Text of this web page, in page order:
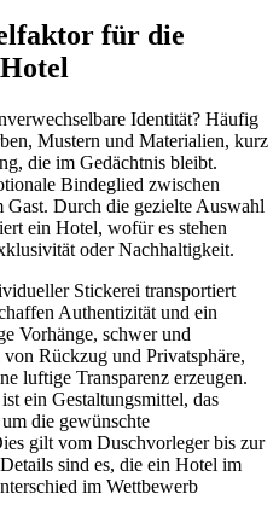
für die
Identität? Häufig
Mustern und Materialien, kurz
die im Gedächtnis bleibt.
Bindeglied zwischen
Durch die gezielte Auswahl
ein Hotel, wofür es stehen
oder Nachhaltigkeit.
Stickerei transportiert
Authentizität und ein
Vorhänge, schwer und
Rückzug und Privatsphäre,
luftige Transparenz erzeugen.
ein Gestaltungsmittel, das
die gewünschte
gilt vom Duschvorleger bis zur
sind es, die ein Hotel im
im Wettbewerb